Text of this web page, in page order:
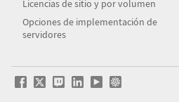
Licencias de sitio y por volumen
Opciones de implementación de
servidores